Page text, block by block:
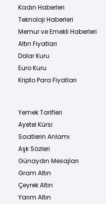
Kadın Haberleri
Teknoloji Haberleri
Memur ve Emekli Haberleri
Altın Fiyatları
Dolar Kuru
Euro Kuru
Kripto Para Fiyatları
Yemek Tarifleri
Ayetel Kürsi
Saatlerin Anlamı
Aşk Sözleri
Günaydın Mesajları
Gram Altın
Çeyrek Altın
Yarım Altın